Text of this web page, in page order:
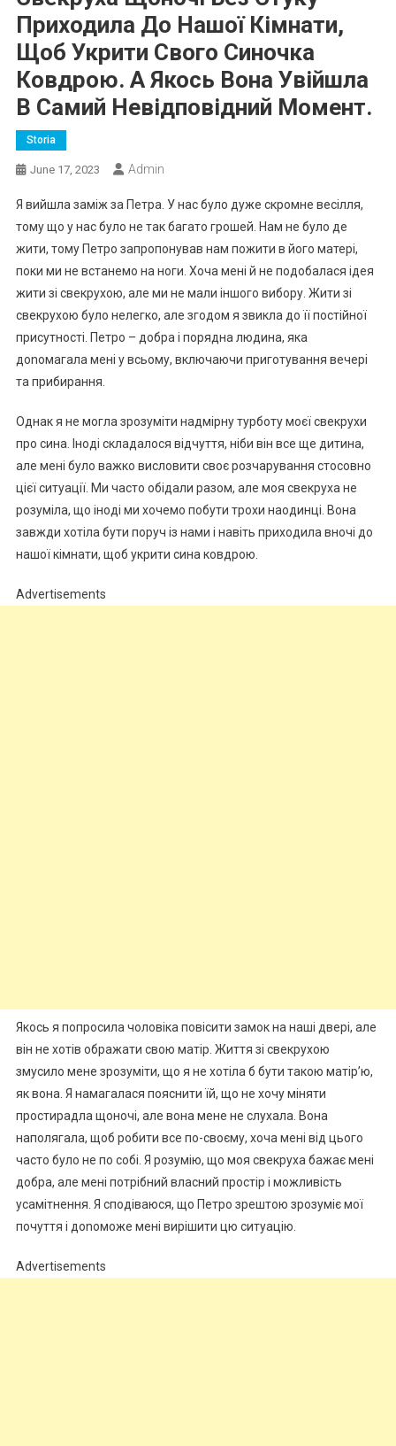
Приходила До Нашої Кімнати,
Щоб Укрити Свого Синочка
Ковдрою. А Якось Вона Увійшла
В Самий Невідповідний Момент.
Storia
June 17, 2023 Admin
Я вийшла заміж за Петра. У нас було дуже скромне весілля,
тому що у нас було не так багато грошей. Нам не було де
жити, тому Петро запропонував нам пожити в його матері,
поки ми не встанемо на ноги. Хоча мені й не подобалася ідея
жити зі свекрухою, але ми не мали іншого вибору. Жити зі
свекрухою було нелегко, але згодом я звикла до її постійної
присутності. Петро – добра і порядна людина, яка
доnомагала мені у всьому, включаючи приготування вечері
та прибирання.
Однак я не могла зрозуміти надмірну турботу моєї свекрухи
про сина. Іноді складалося відчуття, ніби він все ще дитина,
але мені було важко висловити своє розчарування стосовно
цієї ситуації. Ми часто обідали разом, але моя свекруха не
розуміла, що іноді ми хочемо побути трохи наодинці. Вона
завжди хотіла бути поруч із нами і навіть приходила вночі до
нашої кімнати, щоб укрити сина ковдрою.
Advertisements
Якось я попросила чоловіка повісити замок на наші двері, але
він не хотів ображати свою матір. Життя зі свекрухою
змусило мене зрозуміти, що я не хотіла б бути такою матір’ю,
як вона. Я намагалася пояснити їй, що не хочу міняти
простирадла щоночі, але вона мене не слухала. Вона
наполягала, щоб робити все по-своєму, хоча мені від цього
часто було не по собі. Я розумію, що моя свекруха бажає мені
добра, але мені потрібний власний простір і можливість
усамітнення. Я сподіваюся, що Петро зрештою зрозуміє мої
почуття і доnоможе мені вирішити цю ситуацію.
Advertisements